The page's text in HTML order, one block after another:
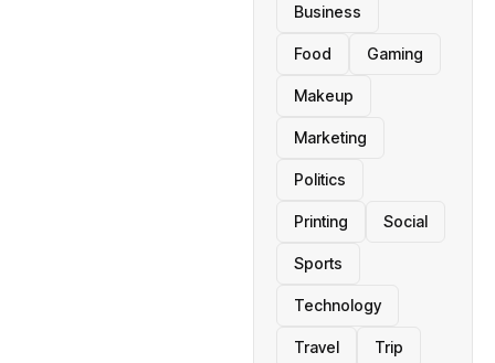
Business
Food Gaming
Makeup
Marketing
Politics
Printing Social
Sports
Technology
Travel Trip